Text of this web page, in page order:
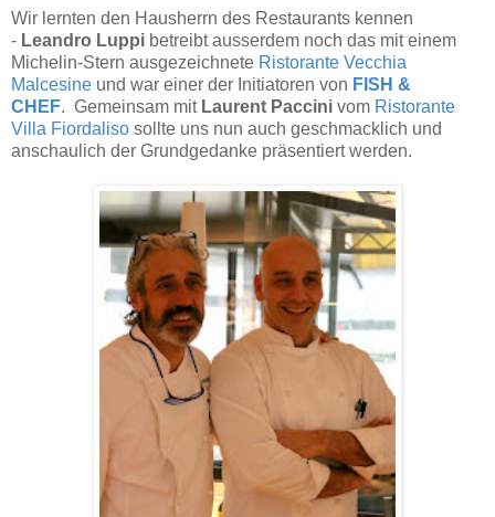
Wir lernten den Hausherrn des Restaurants kennen
- Leandro Luppi betreibt ausserdem noch das mit einem
Michelin-Stern ausgezeichnete Ristorante Vecchia
Malcesine und war einer der Initiatoren von FISH &
CHEF. Gemeinsam mit Laurent Paccini vom Ristorante
Villa Fiordaliso sollte uns nun auch geschmacklich und
anschaulich der Grundgedanke präsentiert werden.